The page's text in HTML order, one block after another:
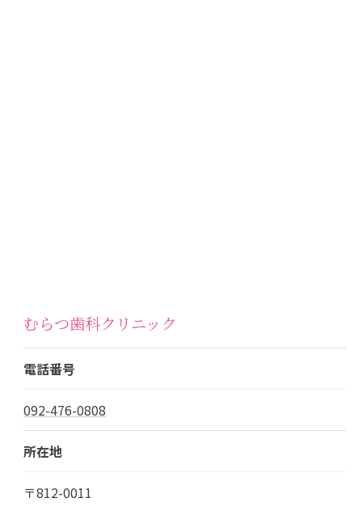
むらつ歯科クリニック
電話番号
092-476-0808
所在地
〒812-0011